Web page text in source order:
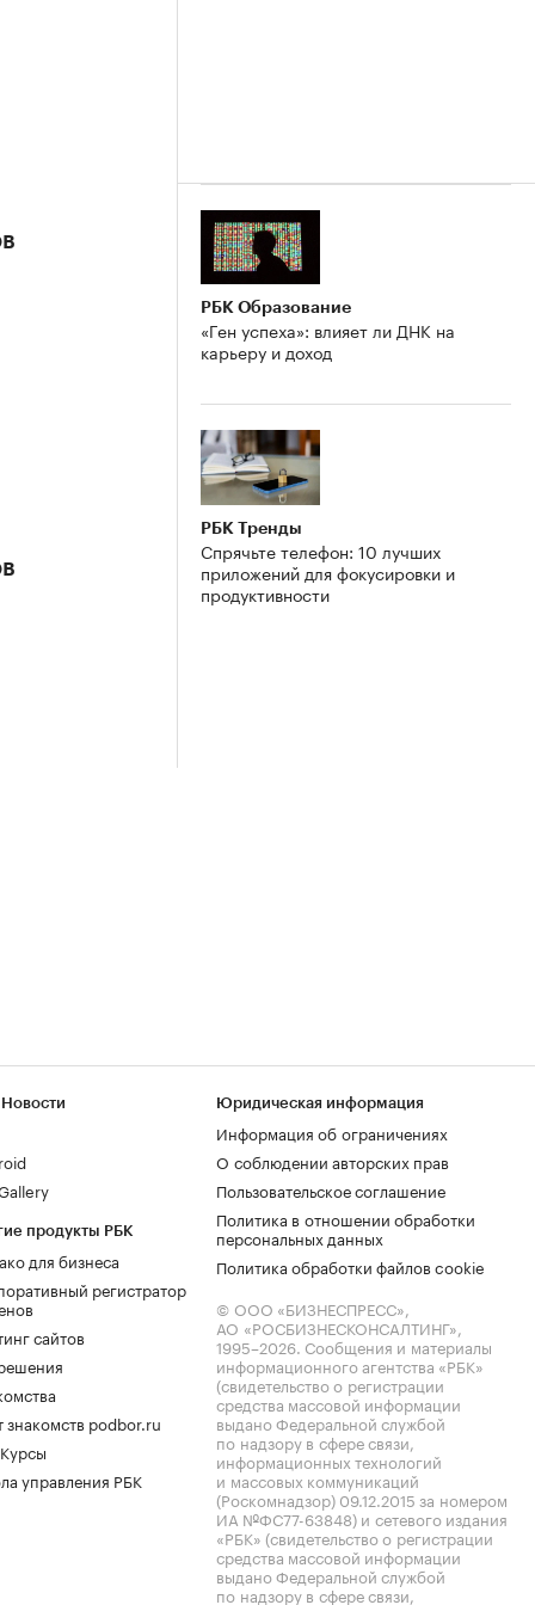
РБК Образование
«Ген успеха»: влияет ли ДНК на
карьеру и доход
РБК Тренды
Спрячьте телефон: 10 лучших
приложений для фокусировки и
продуктивности
продукты РБК
для бизнеса
регистратор
сайтов
знакомств podbor.ru
управления РБК
Юридическая информация
Информация об ограничениях
О соблюдении авторских прав
Пользовательское соглашение
Политика в отношении обработки
персональных данных
Политика обработки файлов cookie
© ООО «БИЗНЕСПРЕСС»,
АО «РОСБИЗНЕСКОНСАЛТИНГ»,
1995–2026. Сообщения и материалы
информационного агентства «РБК»
(свидетельство о регистрации
средства массовой информации
выдано Федеральной службой
по надзору в сфере связи,
информационных технологий
и массовых коммуникаций
(Роскомнадзор) 09.12.2015 за номером
ИА №ФС77-63848) и сетевого издания
«РБК» (свидетельство о регистрации
средства массовой информации
выдано Федеральной службой
по надзору в сфере связи,